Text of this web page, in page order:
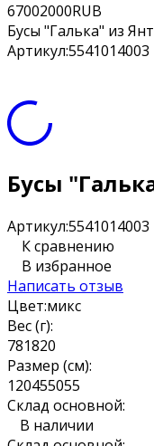
67002000RUB
Бусы "Галька" из
Артикул:5541014003
Бусы
Артикул:5541014003
К сравнению
В избранное
Написать отзыв
Цвет:микс
Вес (г):
781820
Размер (см):
120455055
Склад основной:
В наличии